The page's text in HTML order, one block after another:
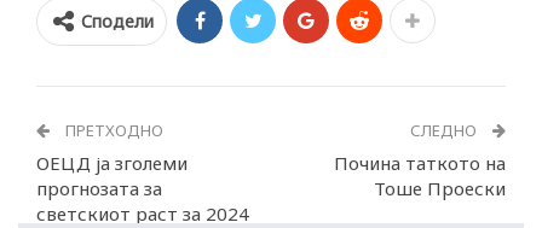
Сподели
ПРЕТХОДНО
ОЕЦД ја зголеми
прогнозата за
светскиот раст за 2024
СЛЕДНО
Почина таткото на
Тоше Проески